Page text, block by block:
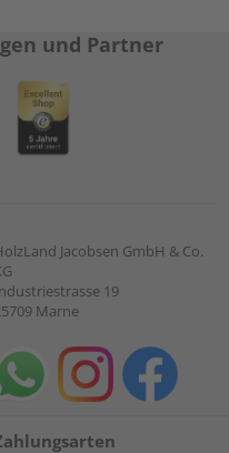
und Partner
Jacobsen GmbH & Co.
19
Marne